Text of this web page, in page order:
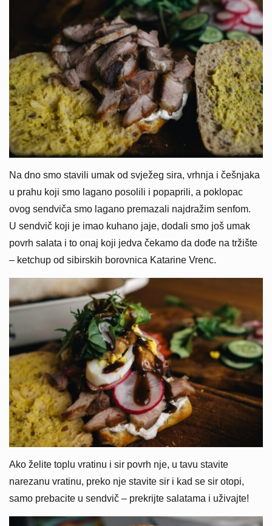
Na dno smo stavili umak od svježeg sira, vrhnja i češnjaka
u prahu koji smo lagano posolili i popaprili, a poklopac
ovog sendviča smo lagano premazali najdražim senfom.
U sendvič koji je imao kuhano jaje, dodali smo još umak
povrh salata i to onaj koji jedva čekamo da dođe na tržište
– ketchup od sibirskih borovnica Katarine Vrenc.
Ako želite toplu vratinu i sir povrh nje, u tavu stavite
narezanu vratinu, preko nje stavite sir i kad se sir otopi,
samo prebacite u sendvič – prekrijte salatama i uživajte!